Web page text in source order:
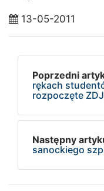
13-05-2011
Poprzedni
rękach
rozpoczęte
Następny
sanockiego